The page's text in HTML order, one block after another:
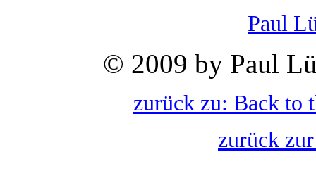
Paul
© 2009 by Paul
zurück zu: Back to
zurück